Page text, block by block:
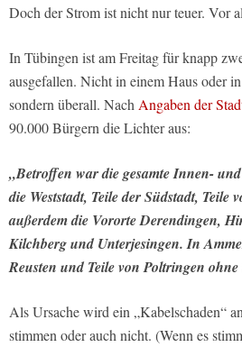
Doch der Strom ist nicht nur teuer. Vor
In Tübingen ist am Freitag für knapp
ausgefallen. Nicht in einem Haus oder
sondern überall. Nach Angaben der
90.000 Bürgern die Lichter aus:
„Betroffen war die gesamte Innen-
die Weststadt, Teile der Südstadt, Teile
außerdem die Vororte Derendingen,
Kilchberg und Unterjesingen. In
Reusten und Teile von Poltringen
Als Ursache wird ein „Kabelschaden“
stimmen oder auch nicht. (Wenn es